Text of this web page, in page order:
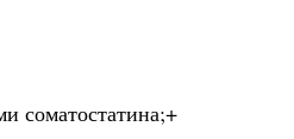
соматостатина;+